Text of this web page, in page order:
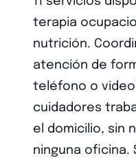
terapia
nutrición.
atención de
teléfono o
cuidadores
el domicilio, sin
ninguna oficina.